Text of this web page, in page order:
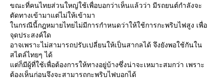
ขณะที่คนไทยส่วนใหญ่ใช้เพื่อบอกว่าเห็นแล้วว่า มีรถยนต์กำลังจะ
ตัดทางเข้ามาแต่ไม่ให้เข้ามา
นกรณีนี้กฎหมายไทยไม่มีการกำหนดว่าให้ใช้การกะพริบไฟสูง เพื่อ
จุดประสงค์ใด
อาจเพราะไม่สามารถปรับเปลี่ยนให้เป็นสากลได้ จึงยังพอใช้กันใน
สไตล์ไทยๆ ได้
ต่ก็มีผู้ที่ใช้เพื่อต้องการให้ทางอยู่บ้างซึ่งน่าจะเหมาะสมกว่า เพราะ
ต้องเห็นก่อนจึงจะสามารถกะพริบไฟบอกได้